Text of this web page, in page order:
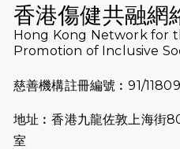
2026-07-10
【猛龍戈
融網絡15周
2026-07-09
猛龍長跑
2026-07-02
香港傷健共融網
Hong Kong Network for
Promotion of Inclusive
慈善機構註冊編號︰91/11809
地址︰香港九龍佐敦上海街
室